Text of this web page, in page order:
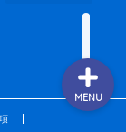
MENU